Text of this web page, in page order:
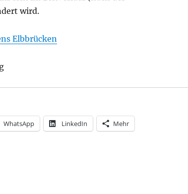
wird.
Elbbrücken
WhatsApp LinkedIn Mehr